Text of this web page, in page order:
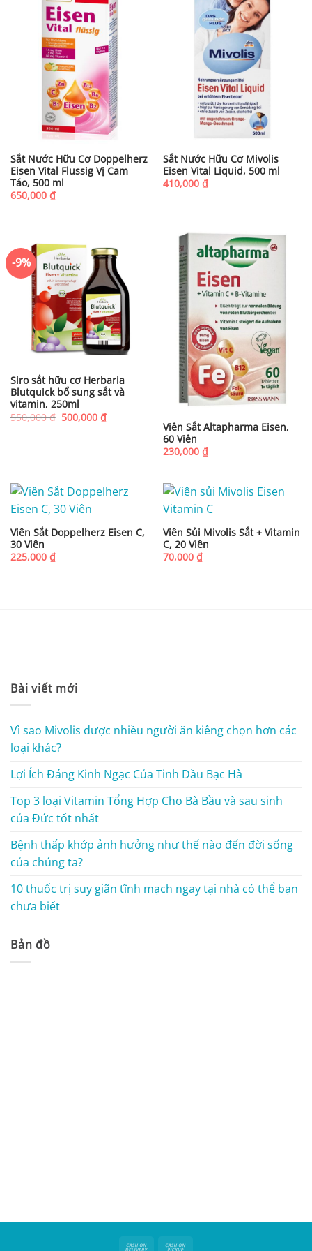
Sắt Nước Hữu Cơ Doppelherz
Eisen Vital Flussig Vị Cam
Táo, 500 ml
650,000 ₫
Sắt Nước Hữu Cơ Mivolis
Eisen Vital Liquid, 500 ml
410,000 ₫
-9%
Siro sắt hữu cơ Herbaria
Blutquick bổ sung sắt và
vitamin, 250ml
550,000₫ Giá
gốc
500,000 ₫Giá
hiện
Viên Sắt Altapharma Eisen,
60 Viên
230,000 ₫
Viên Sắt Doppelherz Eisen C,
30 Viên
225,000 ₫
Viên Sủi Mivolis Sắt + Vitamin
C, 20 Viên
70,000 ₫
Bài viết mới
Vì sao Mivolis được nhiều người ăn kiêng chọn hơn các
loại khác?
Lợi Ích Đáng Kinh Ngạc Của Tinh Dầu Bạc Hà
Top 3 loại Vitamin Tổng Hợp Cho Bà Bầu và sau sinh
của Đức tốt nhất
Bệnh thấp khớp ảnh hưởng như thế nào đến đời sống
của chúng ta?
10 thuốc trị suy giãn tĩnh mạch ngay tại nhà có thể bạn
chưa biết
Bản đồ
Cash